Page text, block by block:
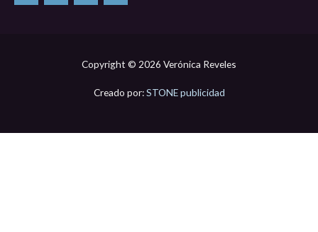
Copyright © 2026 Verónica Reveles
Creado por:STONE publicidad